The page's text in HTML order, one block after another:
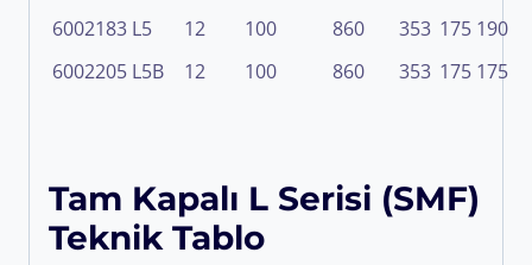
6002183 L5 12 100 860 353 175 190
6002205 L5B 12 100 860 353 175 175
Tam Kapalı L Serisi (SMF)
Teknik Tablo